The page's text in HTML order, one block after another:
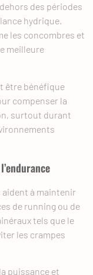
des périodes
hydrique.
les concombres et
meilleure
être bénéfique
compenser la
surtout durant
à maintenir
de running ou de
tels que le
les crampes
puissance et